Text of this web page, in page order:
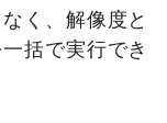
く、解像度と
括で実行でき